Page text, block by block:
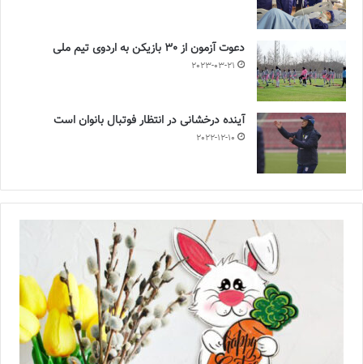
دعوت آزمون از 30 بازیکن به اردوی تیم ملی
2023-03-21
آینده درخشانی در انتظار فوتبال بانوان است
2022-12-10